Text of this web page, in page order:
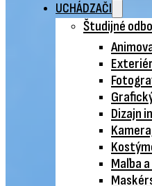
UCHÁDZAČI
Študijné
Dizajn
Maľba